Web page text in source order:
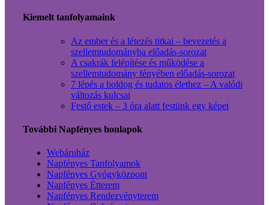
Kiemelt tanfolyamaink
Az ember és a létezés titkai – bevezetés a
szellemtudományba előadás-sorozat
A csakrák felépítése és működése a
szellemtudomány fényében előadás-sorozat
7 lépés a boldog és tudatos élethez – A valódi
változás kulcsai
Festő estek – 3 óra alatt festünk egy képet
További Napfényes honlapok
Webáruház
Napfényes Tanfolyamok
Napfényes Gyógyközpont
Napfényes Étterem
Napfényes Rendezvényterem